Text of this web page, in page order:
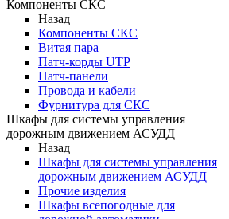
Компоненты СКС
Назад
Компоненты СКС
Витая пара
Патч-корды UTP
Патч-панели
Провода и кабели
Фурнитура для СКС
Шкафы для системы управления
дорожным движением АСУДД
Назад
Шкафы для системы управления
дорожным движением АСУДД
Прочие изделия
Шкафы всепогодные для